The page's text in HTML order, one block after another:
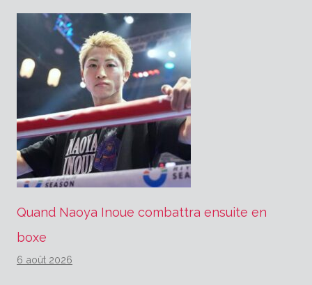
Quand Naoya Inoue combattra ensuite en
boxe
6 août 2026